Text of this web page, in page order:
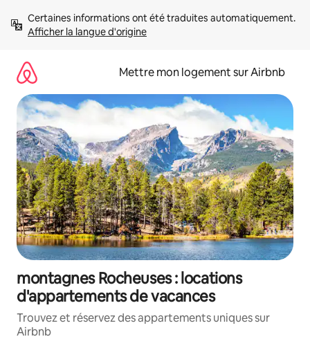
directement
Afficher la langue d'origine
Mettre mon logement sur Airbnb
montagnes Rocheuses : locations
d'appartements de vacances
Trouvez et réservez des appartements uniques sur
Airbnb